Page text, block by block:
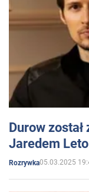
Durow
Jaredem
Rozrywka05.03.2025